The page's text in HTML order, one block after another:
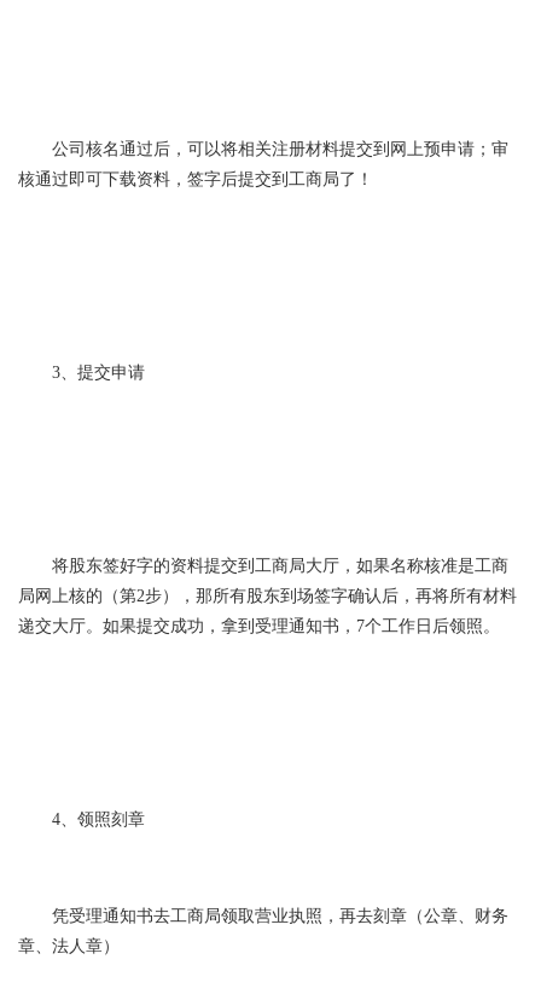
公司核名通过后，可以将相关注册材料提交到网上预申请；审
核通过即可下载资料，签字后提交到工商局了！
3、提交申请
将股东签好字的资料提交到工商局大厅，如果名称核准是工商
局网上核的（第2步），那所有股东到场签字确认后，再将所有材料
递交大厅。如果提交成功，拿到受理通知书，7个工作日后领照。
4、领照刻章
凭受理通知书去工商局领取营业执照，再去刻章（公章、财务
章、法人章）